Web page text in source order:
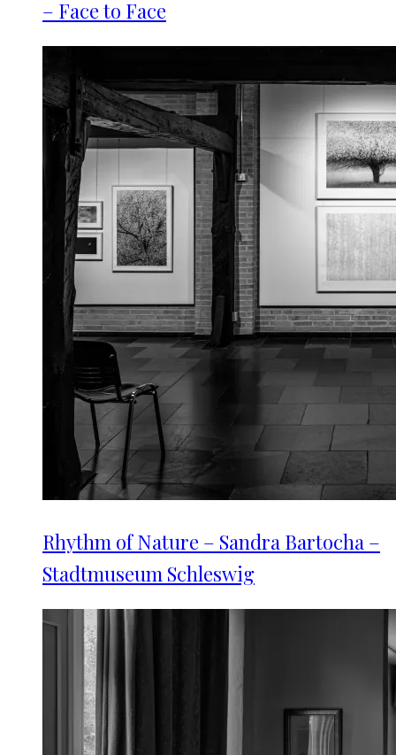
– Face to Face
Rhythm of Nature – Sandra Bartocha –
Stadtmuseum Schleswig